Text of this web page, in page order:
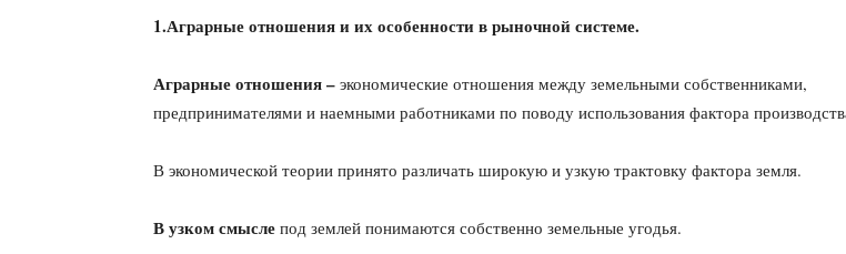
1.Аграрные отношения и их особенности в рыночной системе.
Аграрные отношения – экономические отношения между земельными собственниками,
предпринимателями и наемными работниками по поводу использования фактора
В экономической теории принято различать широкую и узкую трактовку фактора земля.
В узком смысле под землей понимаются собственно земельные угодья.